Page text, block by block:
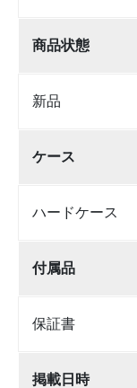
商品状態
新品
ケース
ハードケース
付属品
保証書
掲載日時